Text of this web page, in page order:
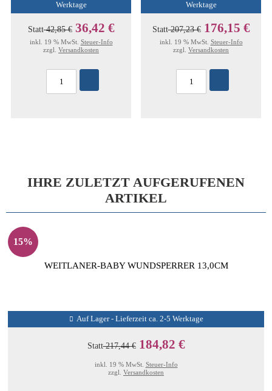
Werktage
Statt42,85 € 36,42 €
inkl. 19 % MwSt. Steuer-Info
zzgl. Versandkosten
Werktage
Statt207,23 € 176,15 €
inkl. 19 % MwSt. Steuer-Info
zzgl. Versandkosten
IHRE ZULETZT AUFGERUFENEN
ARTIKEL
15%
WEITLANER-BABY WUNDSPERRER 13,0CM
Auf Lager - Lieferzeit ca. 2-5 Werktage
Statt217,44 € 184,82 €
inkl. 19 % MwSt. Steuer-Info
zzgl. Versandkosten